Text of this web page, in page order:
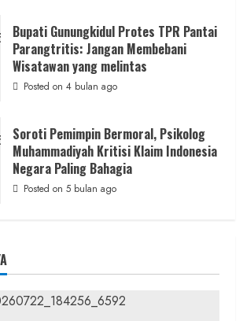
Bupati Gunungkidul Protes TPR Pantai
Parangtritis: Jangan Membebani
Wisatawan yang melintas
Posted on 4 bulan ago
Soroti Pemimpin Bermoral, Psikolog
Muhammadiyah Kritisi Klaim Indonesia
Negara Paling Bahagia
Posted on 5 bulan ago